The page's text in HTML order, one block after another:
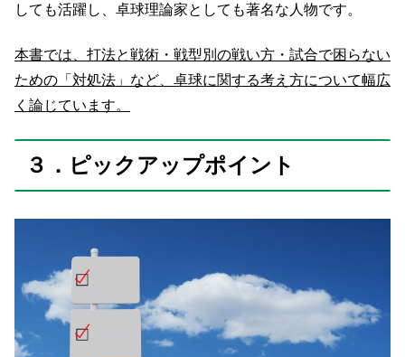
しても活躍し、卓球理論家としても著名な人物です。
本書では、打法と戦術・戦型別の戦い方・試合で困らない
ための「対処法」など、卓球に関する考え方について幅広
く論じています。
３．ピックアップポイント